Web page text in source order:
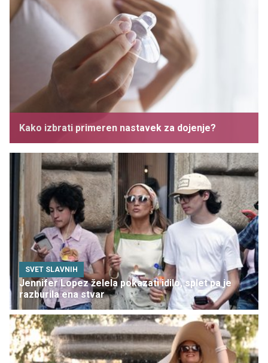
Kako izbrati primeren nastavek za dojenje?
SVET SLAVNIH
Jennifer Lopez želela pokazati idilo, splet pa je
razburila ena stvar